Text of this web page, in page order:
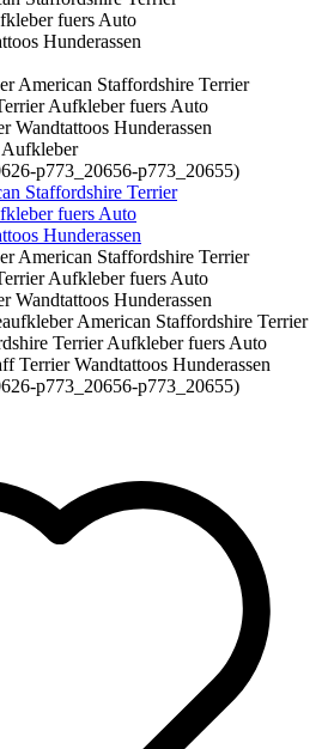
p773_20656-p773_20655)
p773_20656-p773_20655)